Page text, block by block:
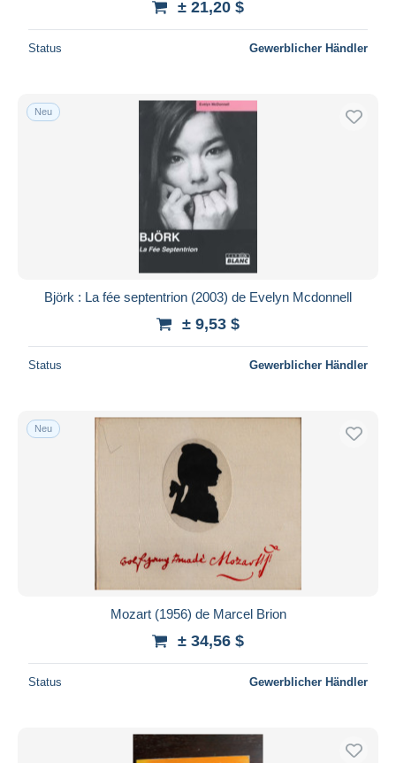
± 21,20 $
Status Gewerblicher Händler
Neu
Björk : La fée septentrion (2003) de Evelyn Mcdonnell
± 9,53 $
Status Gewerblicher Händler
Neu
Mozart (1956) de Marcel Brion
± 34,56 $
Status Gewerblicher Händler